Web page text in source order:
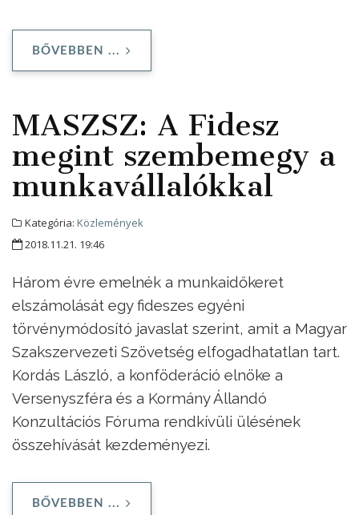
BŐVEBBEN ...
MASZSZ: A Fidesz
megint szembemegy a
munkavállalókkal
Kategória: Közlemények
2018.11.21. 19:46
Három évre emelnék a munkaidőkeret
elszámolását egy fideszes egyéni
törvénymódosító javaslat szerint, amit a Magyar
Szakszervezeti Szövetség elfogadhatatlan tart.
Kordás László, a konföderáció elnöke a
Versenyszféra és a Kormány Állandó
Konzultációs Fóruma rendkívüli ülésének
összehívását kezdeményezi.
BŐVEBBEN ...